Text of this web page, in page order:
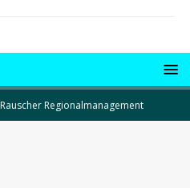
Regionalmanagement